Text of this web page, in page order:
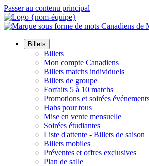
Passer au contenu principal
Billets
Billets
Mon compte Canadiens
Billets matchs individuels
Billets de groupe
Forfaits 5 à 10 matchs
Promotions et soirées événements
Habs pour tous
Mise en vente mensuelle
Soirées étudiantes
Liste d'attente - Billets de saison
Billets mobiles
Préventes et offres exclusives
Plan de salle